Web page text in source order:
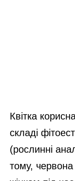
Квітка
складі
(рослинні
тому,